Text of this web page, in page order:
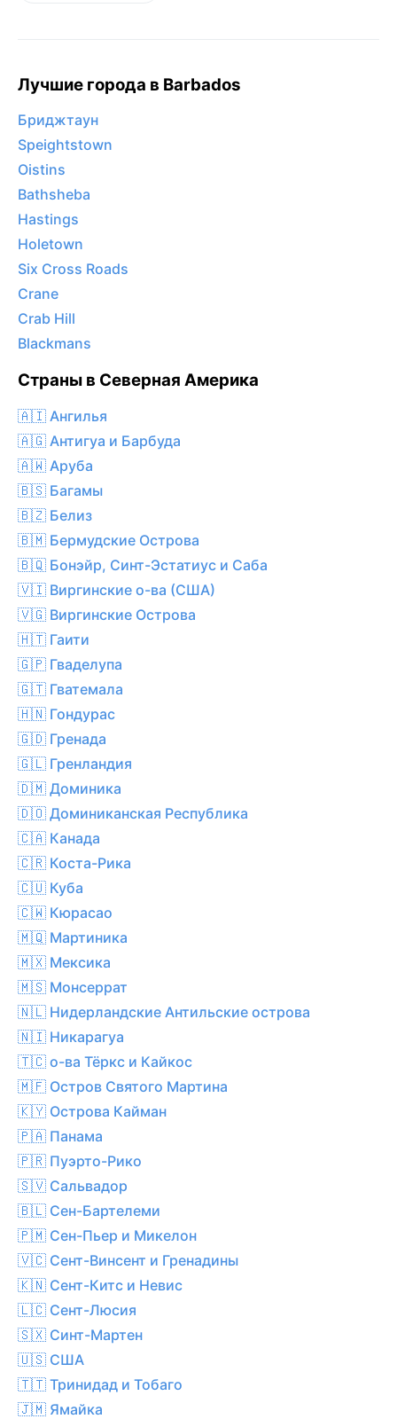
Лучшие города в Barbados
Бриджтаун
Speightstown
Oistins
Bathsheba
Hastings
Holetown
Six Cross Roads
Crane
Crab Hill
Blackmans
Страны в Северная Америка
🇦🇮 Ангилья
🇦🇬 Антигуа и Барбуда
🇦🇼 Аруба
🇧🇸 Багамы
🇧🇿 Белиз
🇧🇲 Бермудские Острова
🇧🇶 Бонэйр, Синт-Эстатиус и Саба
🇻🇮 Виргинские о-ва (США)
🇻🇬 Виргинские Острова
🇭🇹 Гаити
🇬🇵 Гваделупа
🇬🇹 Гватемала
🇭🇳 Гондурас
🇬🇩 Гренада
🇬🇱 Гренландия
🇩🇲 Доминика
🇩🇴 Доминиканская Республика
🇨🇦 Канада
🇨🇷 Коста-Рика
🇨🇺 Куба
🇨🇼 Кюрасао
🇲🇶 Мартиника
🇲🇽 Мексика
🇲🇸 Монсеррат
🇳🇱 Нидерландские Антильские острова
🇳🇮 Никарагуа
🇹🇨 о-ва Тёркс и Кайкос
🇲🇫 Остров Святого Мартина
🇰🇾 Острова Кайман
🇵🇦 Панама
🇵🇷 Пуэрто-Рико
🇸🇻 Сальвадор
🇧🇱 Сен-Бартелеми
🇵🇲 Сен-Пьер и Микелон
🇻🇨 Сент-Винсент и Гренадины
🇰🇳 Сент-Китс и Невис
🇱🇨 Сент-Люсия
🇸🇽 Синт-Мартен
🇺🇸 США
🇹🇹 Тринидад и Тобаго
🇯🇲 Ямайка